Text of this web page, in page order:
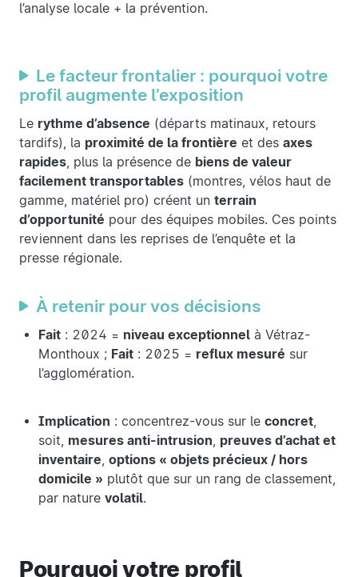
l’analyse locale + la prévention.
Le facteur frontalier : pourquoi votre
profil augmente l’exposition
Le rythme d’absence (départs matinaux, retours
tardifs), la proximité de la frontière et des axes
rapides, plus la présence de biens de valeur
facilement transportables (montres, vélos haut de
gamme, matériel pro) créent un terrain
d’opportunité pour des équipes mobiles. Ces points
reviennent dans les reprises de l’enquête et la
presse régionale.
À retenir pour vos décisions
Fait : 2024 = niveau exceptionnel à Vétraz-
Monthoux ; Fait : 2025 = reflux mesuré sur
l’agglomération.
Implication : concentrez-vous sur le concret,
soit, mesures anti-intrusion, preuves d’achat et
inventaire, options « objets précieux / hors
domicile » plutôt que sur un rang de classement,
par nature volatil.
Pourquoi votre profil